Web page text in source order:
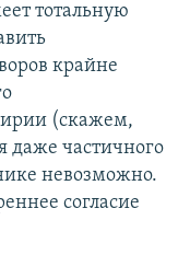
тотальную
крайне
(скажем,
даже частичного
невозможно.
согласие